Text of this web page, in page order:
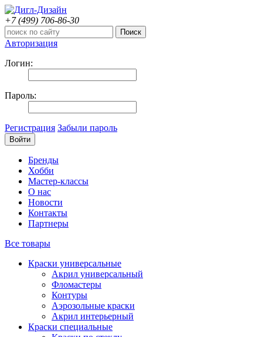
+7 (499) 706-86-30
Авторизация
Логин:
Пароль:
Регистрация Забыли пароль
Бренды
Хобби
Мастер-классы
О нас
Новости
Контакты
Партнеры
Все товары
Краски универсальные
Акрил универсальный
Фломастеры
Контуры
Аэрозольные краски
Акрил интерьерный
Краски специальные